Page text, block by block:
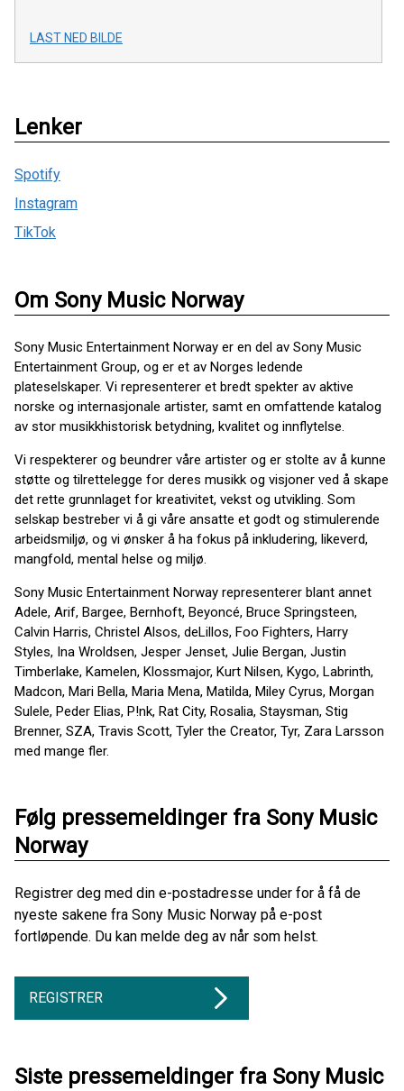
LAST NED BILDE
Lenker
Spotify
Instagram
TikTok
Om Sony Music Norway
Sony Music Entertainment Norway er en del av Sony Music
Entertainment Group, og er et av Norges ledende
plateselskaper. Vi representerer et bredt spekter av aktive
norske og internasjonale artister, samt en omfattende katalog
av stor musikkhistorisk betydning, kvalitet og innflytelse.
Vi respekterer og beundrer våre artister og er stolte av å kunne
støtte og tilrettelegge for deres musikk og visjoner ved å skape
det rette grunnlaget for kreativitet, vekst og utvikling. Som
selskap bestreber vi å gi våre ansatte et godt og stimulerende
arbeidsmiljø, og vi ønsker å ha fokus på inkludering, likeverd,
mangfold, mental helse og miljø.
Sony Music Entertainment Norway representerer blant annet
Adele, Arif, Bargee, Bernhoft, Beyoncé, Bruce Springsteen,
Calvin Harris, Christel Alsos, deLillos, Foo Fighters, Harry
Styles, Ina Wroldsen, Jesper Jenset, Julie Bergan, Justin
Timberlake, Kamelen, Klossmajor, Kurt Nilsen, Kygo, Labrinth,
Madcon, Mari Bella, Maria Mena, Matilda, Miley Cyrus, Morgan
Sulele, Peder Elias, P!nk, Rat City, Rosalia, Staysman, Stig
Brenner, SZA, Travis Scott, Tyler the Creator, Tyr, Zara Larsson
med mange fler.
Følg pressemeldinger fra Sony Music
Norway
Registrer deg med din e-postadresse under for å få de
nyeste sakene fra Sony Music Norway på e-post
fortløpende. Du kan melde deg av når som helst.
REGISTRER
Siste pressemeldinger fra Sony Music